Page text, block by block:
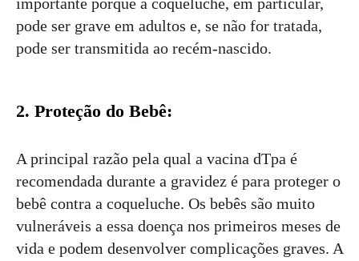
pode ser grave em adultos e, se não for tratada,
pode ser transmitida ao recém-nascido.
2. Proteção do Bebê:
A principal razão pela qual a vacina dTpa é
recomendada durante a gravidez é para proteger o
bebê contra a coqueluche. Os bebês são muito
vulneráveis a essa doença nos primeiros meses de
vida e podem desenvolver complicações graves. A